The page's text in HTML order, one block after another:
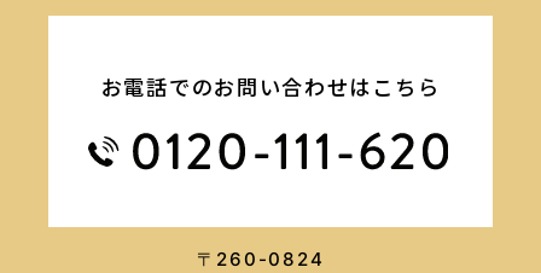
お電話でのお問い合わせはこちら
〒260-0824